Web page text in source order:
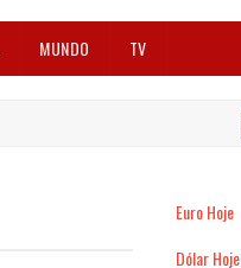
MUNDO TV
Euro Hoje
Dólar Hoje